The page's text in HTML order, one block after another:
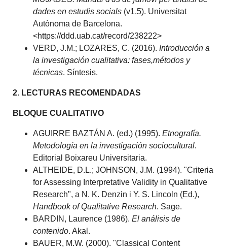
dades en estudis socials (v1.5). Universitat
Autònoma de Barcelona.
<https://ddd.uab.cat/record/238222>
VERD, J.M.; LOZARES, C. (2016). Introducción a
la investigación cualitativa: fases,métodos y
técnicas. Síntesis.
2. LECTURAS RECOMENDADAS
BLOQUE CUALITATIVO
AGUIRRE BAZTÁN A. (ed.) (1995).Etnografía.
Metodología en la investigación sociocultural.
Editorial Boixareu Universitaria.
ALTHEIDE, D.L.; JOHNSON, J.M. (1994). "Criteria
for Assessing Interpretative Validity in Qualitative
Research", a N. K. Denzin i Y. S. Lincoln (Ed.),
Handbook of Qualitative Research. Sage.
BARDIN, Laurence (1986).El análisis de
contenido. Akal.
BAUER, M.W. (2000). "Classical Content